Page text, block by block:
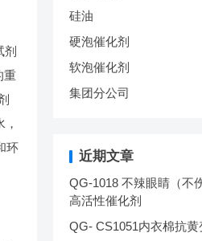
剂
重
环
硅油
硬泡催化剂
软泡催化剂
集团分公司
近期文章
QG-1018 不辣眼睛（不
高活性催化剂
QG- CS1051内衣棉抗黄